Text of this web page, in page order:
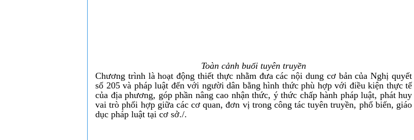
Toàn cảnh buổi tuyên truyền
Chương trình là hoạt động thiết thực nhằm đưa các nội dung cơ bản của Nghị quyết
số 205 và pháp luật đến với người dân bằng hình thức phù hợp với điều kiện thực tế
của địa phương, góp phần nâng cao nhận thức, ý thức chấp hành pháp luật, phát huy
vai trò phối hợp giữa các cơ quan, đơn vị trong công tác tuyên truyền, phổ biến, giáo
dục pháp luật tại cơ sở./.